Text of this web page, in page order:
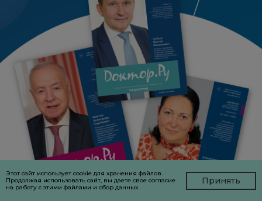
Этот сайт использует cookie для хранения файлов.
Продолжая использовать сайт, вы даете свое согласие
на работу с этими файлами и сбор данных.
Принять